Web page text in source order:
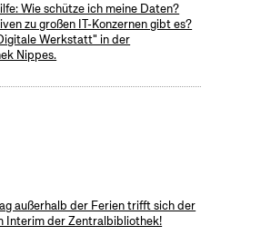
Wie schütze ich meine Daten?
zu großen IT-Konzernen gibt es?
Werkstatt" in der
Nippes.
außerhalb der Ferien trifft sich der
Interim der Zentralbibliothek!